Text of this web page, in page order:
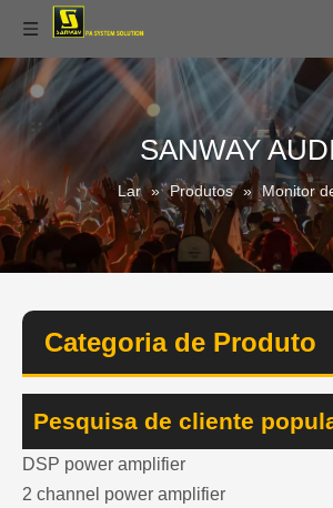
SANWAY
Lar » Produtos » Monitor
Categoria de Produto
Pesquisa de cliente
DSP power amplifier
2 channel power amplifier